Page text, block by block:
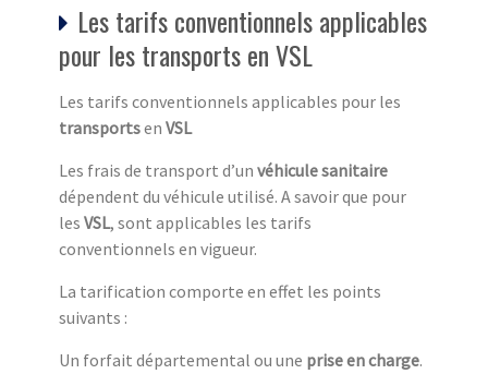
Les tarifs conventionnels applicables
pour les transports en VSL
Les tarifs conventionnels applicables pour les
transportsen VSL
Les frais de transport d’un véhicule sanitaire
dépendent du véhicule utilisé. A savoir que pour
les VSL, sont applicables les tarifs
conventionnels en vigueur.
La tarification comporte en effet les points
suivants :
Un forfait départemental ou une prise en charge.